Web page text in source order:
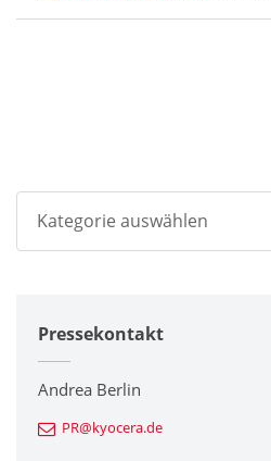
Kategorie auswählen
Unternehmen
Drucker / Multifunktionsgeräte
Feinkeramik-Komponenten
Pressekontakt
Andrea Berlin
PR@kyocera.de